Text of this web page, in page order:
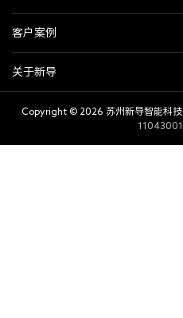
客户案例
关于新导
Copyright © 2026 苏州新导智能科技